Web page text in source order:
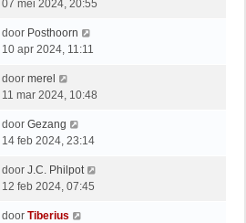
07 mei 2024, 20:55
door Posthoorn
10 apr 2024, 11:11
door merel
11 mar 2024, 10:48
door Gezang
14 feb 2024, 23:14
door J.C. Philpot
12 feb 2024, 07:45
door Tiberius